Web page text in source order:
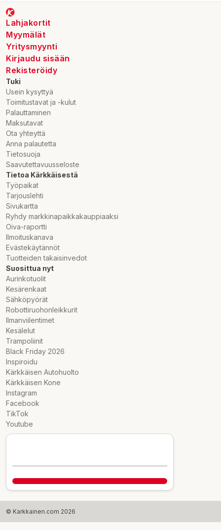
Lahjakortit
Myymälät
Yritysmyynti
Kirjaudu sisään
Rekisteröidy
Tuki
Usein kysyttyä
Toimitustavat ja -kulut
Palauttaminen
Maksutavat
Ota yhteyttä
Anna palautetta
Tietosuoja
Saavutettavuusseloste
Tietoa Kärkkäisestä
Työpaikat
Tarjouslehti
Sivukartta
Ryhdy markkinapaikkakauppiaaksi
Oiva-raportti
Ilmoituskanava
Evästekäytännöt
Tuotteiden takaisinvedot
Suosittua nyt
Aurinkotuolit
Kesärenkaat
Sähköpyörät
Robottiruohonleikkurit
Ilmanviilentimet
Kesälelut
Trampoliinit
Black Friday 2026
Inspiroidu
Kärkkäisen Autohuolto
Kärkkäisen Kone
Instagram
Facebook
TikTok
Youtube
© Karkkainen.com 2026